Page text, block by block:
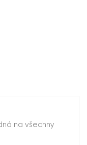
na všechny